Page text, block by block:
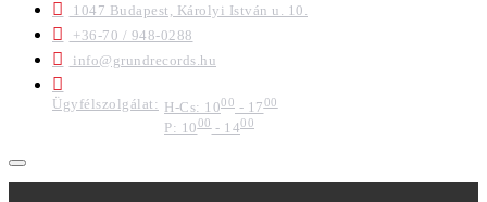
1047 Budapest, Károlyi István u. 10.
+36-70 / 948-0288
info@grundrecords.hu
Ügyfélszolgálat: H-Cs: 1000 - 1700
P: 1000- 1400